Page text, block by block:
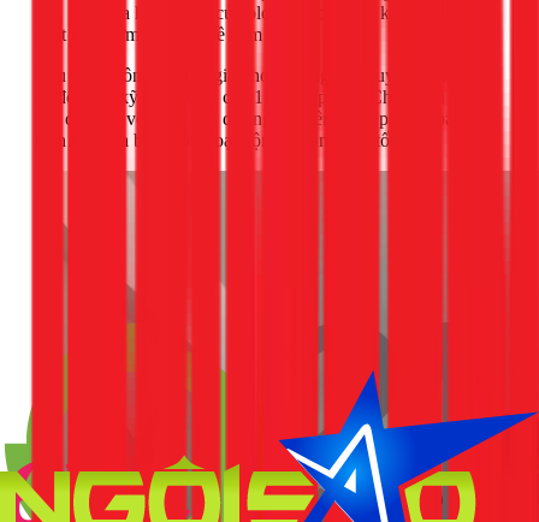
gas, kiểm tra hoạt động của block và các linh kiện khác để
phát hiện sớm các vấn đề tiềm ẩn.
Nếu bạn không có thời gian hoặc dụng cụ chuyên dụng, hãy
để đội ngũ kỹ thuật viên của 1Fix giúp bạn. Chúng tôi cung
cấp dịch vụ vệ sinh, bảo dưỡng chuyên nghiệp, đảm bảo máy
lạnh LG của bạn luôn hoạt động ở trạng thái tốt nhất.